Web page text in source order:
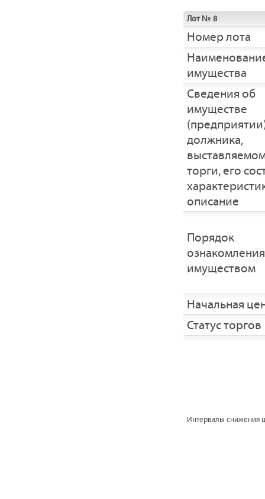
Лот № 8
Номер лота
имущества
Cведения об
имуществе
должника,
торги, его
описание
Порядок
имуществом
Начальная
Статус торгов
Интервалы снижения